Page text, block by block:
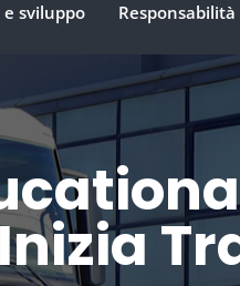
e sviluppo Responsabilità